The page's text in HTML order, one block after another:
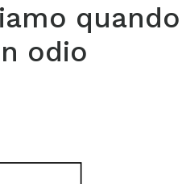
quando
odio